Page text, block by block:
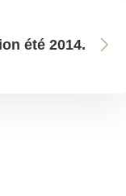
été 2014.